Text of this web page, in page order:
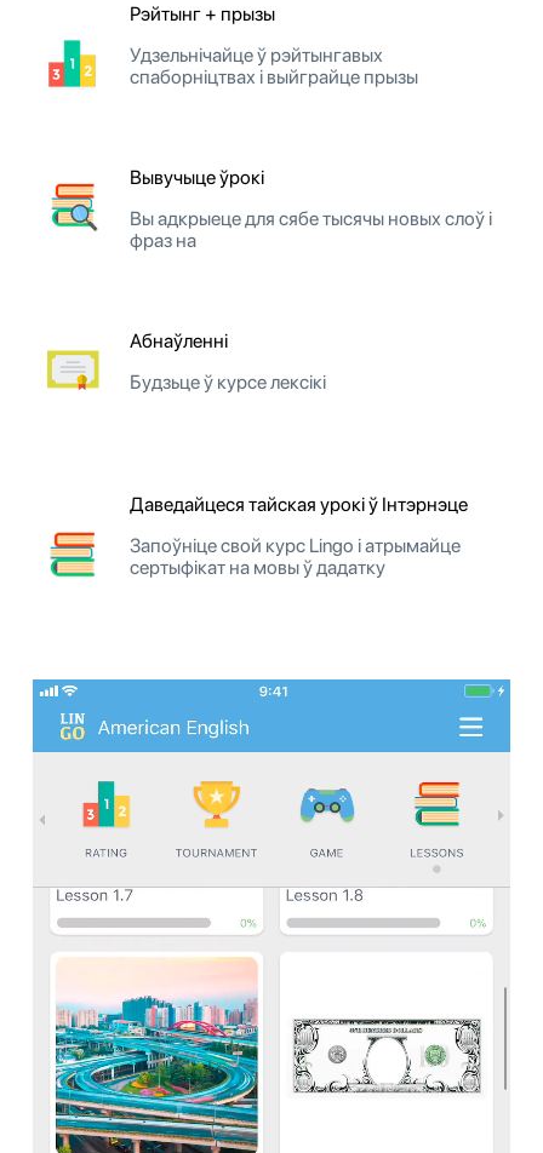
Рэйтынг + прызы
Удзельнічайце ў рэйтынгавых
спаборніцтвах і выйграйце прызы
Вывучыце ўрокі
Вы адкрыеце для сябе тысячы новых слоў і
фраз на
Абнаўленні
Будзьце ў курсе лексікі
Даведайцеся тайская урокі ў Інтэрнэце
Запоўніце свой курс Lingo і атрымайце
сертыфікат на мовы ў дадатку